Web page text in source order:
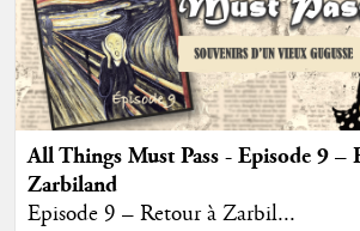
All Things Must Pass - Episode 9 –
Zarbiland
Episode 9 – Retour à Zarbil...